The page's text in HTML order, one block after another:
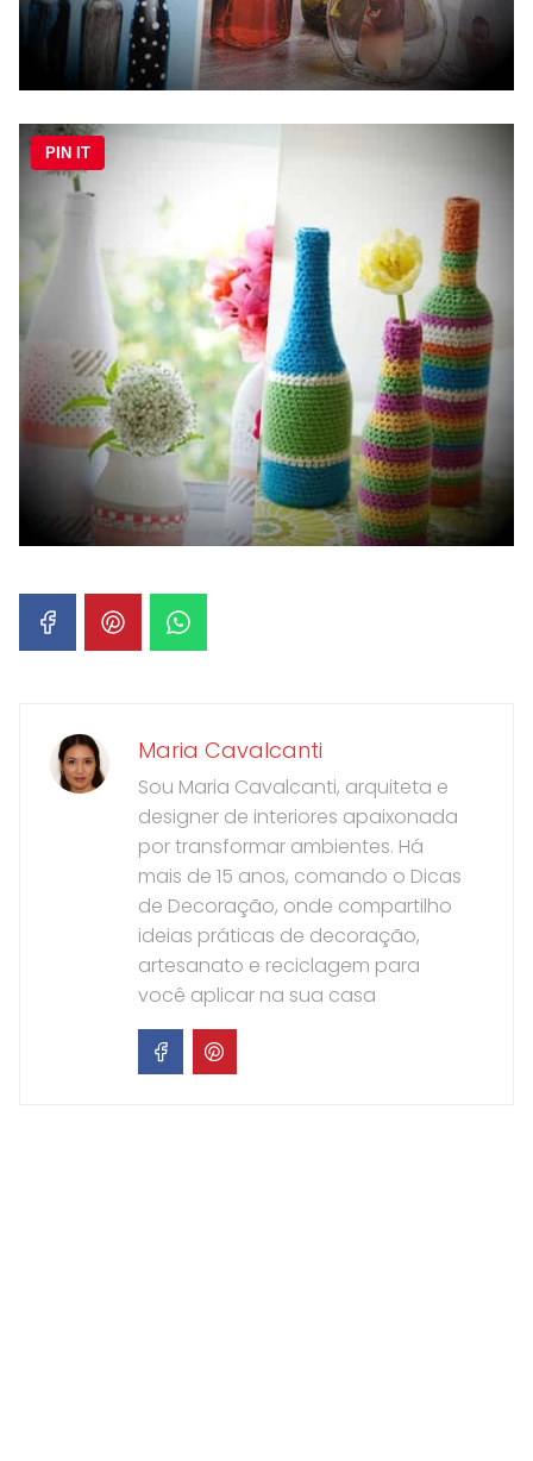
PIN IT
Maria Cavalcanti
Sou Maria Cavalcanti, arquiteta e
designer de interiores apaixonada
por transformar ambientes. Há
mais de 15 anos, comando o Dicas
de Decoração, onde compartilho
ideias práticas de decoração,
artesanato e reciclagem para
você aplicar na sua casa